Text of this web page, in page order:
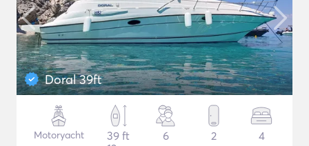
Doral 39ft
Motoryacht
39 ft
6 2 4